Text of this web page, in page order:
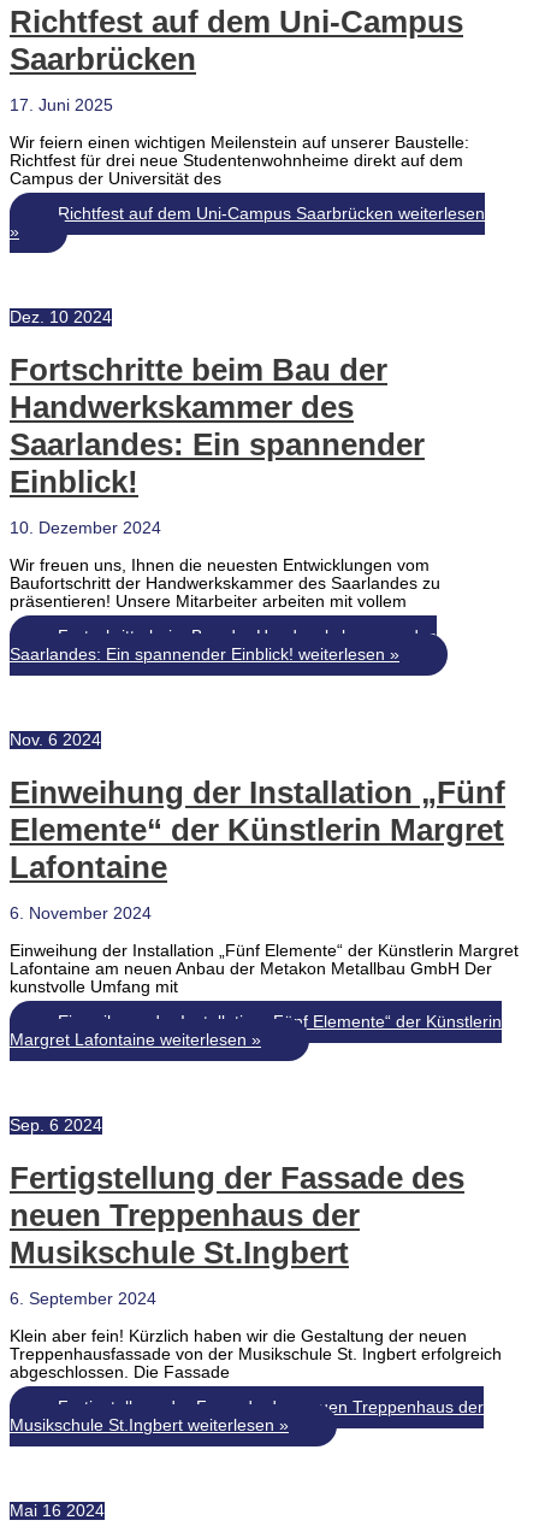
Richtfest auf dem Uni-Campus
Saarbrücken
17. Juni 2025
Wir feiern einen wichtigen Meilenstein auf unserer Baustelle:
Richtfest für drei neue Studentenwohnheime direkt auf dem
Campus der Universität des
Richtfest auf dem Uni-Campus Saarbrücken weiterlesen
»
Dez. 10 2024
Fortschritte beim Bau der
Handwerkskammer des
Saarlandes: Ein spannender
Einblick!
10. Dezember 2024
Wir freuen uns, Ihnen die neuesten Entwicklungen vom
Baufortschritt der Handwerkskammer des Saarlandes zu
präsentieren! Unsere Mitarbeiter arbeiten mit vollem
Fortschritte beim Bau der Handwerkskammer des
Saarlandes: Ein spannender Einblick! weiterlesen »
Nov. 6 2024
Einweihung der Installation „Fünf
Elemente“ der Künstlerin Margret
Lafontaine
6. November 2024
Einweihung der Installation „Fünf Elemente“ der Künstlerin Margret
Lafontaine am neuen Anbau der Metakon Metallbau GmbH Der
kunstvolle Umfang mit
Einweihung der Installation „Fünf Elemente“ der Künstlerin
Margret Lafontaine weiterlesen »
Sep. 6 2024
Fertigstellung der Fassade des
neuen Treppenhaus der
Musikschule St.Ingbert
6. September 2024
Klein aber fein! Kürzlich haben wir die Gestaltung der neuen
Treppenhausfassade von der Musikschule St. Ingbert erfolgreich
abgeschlossen. Die Fassade
Fertigstellung der Fassade des neuen Treppenhaus der
Musikschule St.Ingbert weiterlesen »
Mai 16 2024